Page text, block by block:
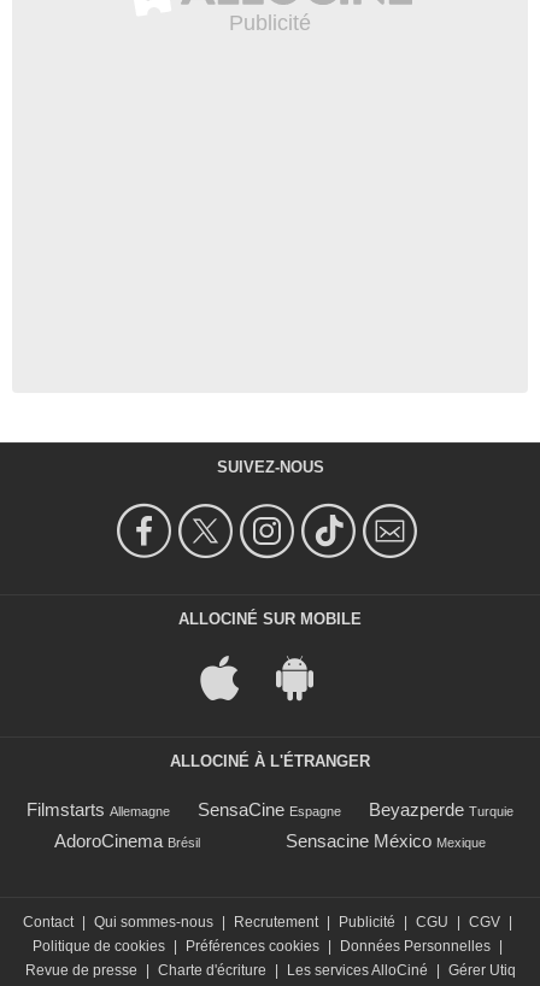
SUIVEZ-NOUS
ALLOCINÉ SUR MOBILE
ALLOCINÉ À L'ÉTRANGER
Filmstarts Allemagne SensaCine Espagne Beyazperde Turquie
AdoroCinema Brésil Sensacine México Mexique
Contact Qui sommes-nous Recrutement Publicité CGU CGV
Politique de cookies
Préférences cookies Données Personnelles
Revue de presse
Charte d'écriture Les services AlloCiné Gérer Utiq